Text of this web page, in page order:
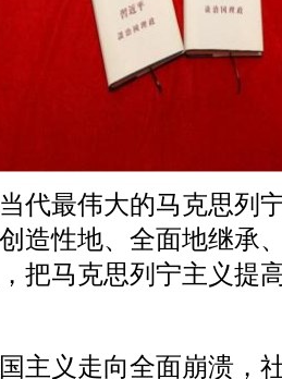
代最伟大的马克思列
造性地、全面地继承
把马克思列宁主义提
主义走向全面崩溃，